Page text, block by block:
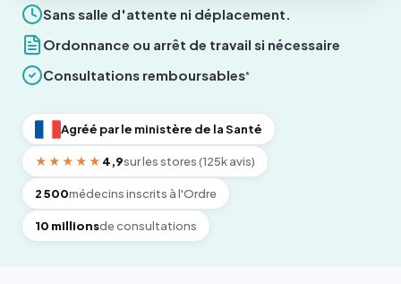
Sans salle d'attente ni déplacement.
Ordonnance ou arrêt de travail si nécessaire
Consultations remboursables*
Agréé par le ministère de la Santé
★★★★★ 4,9sur les stores (125k avis)
2 500médecins inscrits à l'Ordre
10 millionsde consultations